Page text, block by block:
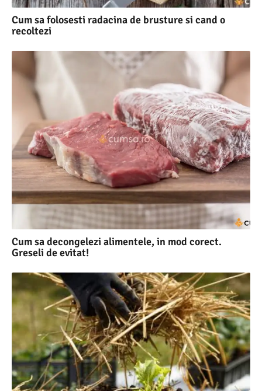
Cum sa folosesti radacina de brusture si cand o
recoltezi
Cum sa decongelezi alimentele, in mod corect.
Greseli de evitat!